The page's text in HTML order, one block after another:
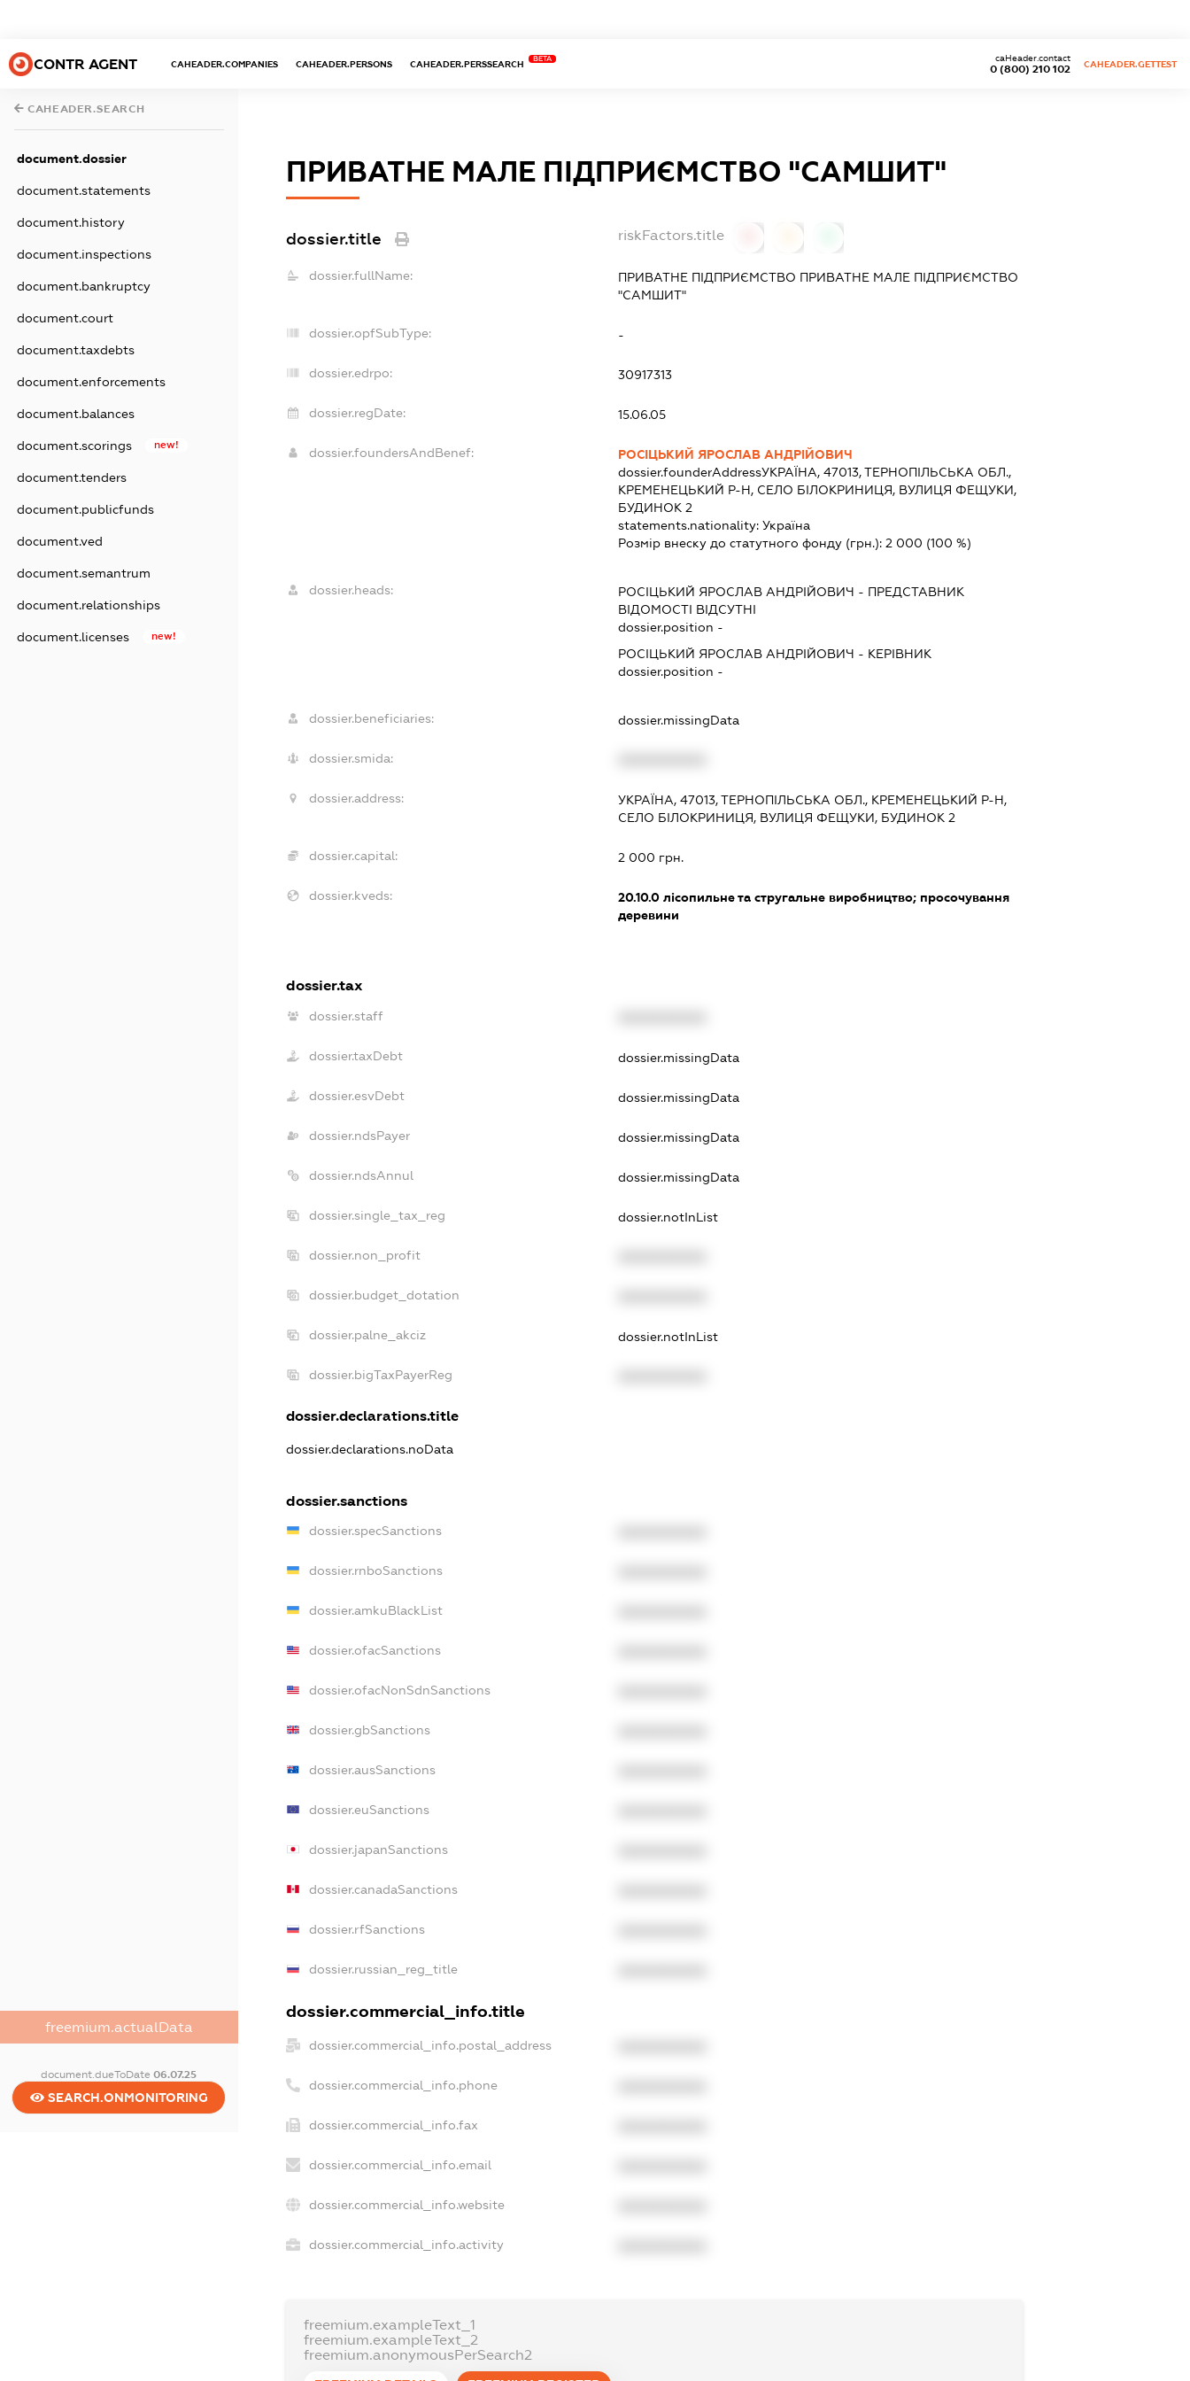
CONTR AGENT CAHEADER.COMPANIES CAHEADER.PERSONS CAHEADER.PERSSEARCH
BETA
0 (800) 210 102
caHeader.contact
CAHEADER.GETTEST
CAHEADER.SEARCH
document.dossier
document.statements
document.history
document.inspections
document.bankruptcy
document.court
document.taxdebts
document.enforcements
document.balances
document.scorings new!
document.tenders
document.publicfunds
document.ved
document.semantrum
document.relationships
document.licenses new!
freemium.actualData
document.dueToDate06.07.25
SEARCH.ONMONITORING
ПРИВАТНЕ МАЛЕ ПІДПРИЄМСТВО "САМШИТ"
dossier.title riskFactors.title
dossier.fullName:
ПРИВАТНЕ ПІДПРИЄМСТВО ПРИВАТНЕ МАЛЕ ПІДПРИЄМСТВО
"САМШИТ"
dossier.opfSubType: -
dossier.edrpo: 30917313
dossier.regDate: 15.06.05
dossier.foundersAndBenef:
РОСІЦЬКИЙ ЯРОСЛАВ АНДРІЙОВИЧ
dossier.founderAddressУКРАЇНА, 47013, ТЕРНОПІЛЬСЬКА ОБЛ.,
КРЕМЕНЕЦЬКИЙ Р-Н, СЕЛО БІЛОКРИНИЦЯ, ВУЛИЦЯ ФЕЩУКИ,
БУДИНОК 2
statements.nationality: Україна
Розмір внеску до статутного фонду (грн.): 2 000 (100 %)
dossier.heads: РОСІЦЬКИЙ ЯРОСЛАВ АНДРІЙОВИЧ - ПРЕДСТАВНИК
ВІДОМОСТІ ВІДСУТНІ
dossier.position -
РОСІЦЬКИЙ ЯРОСЛАВ АНДРІЙОВИЧ - КЕРІВНИК
dossier.position -
dossier.beneficiaries: dossier.missingData
dossier.smida:
dossier.address:
УКРАЇНА, 47013, ТЕРНОПІЛЬСЬКА ОБЛ., КРЕМЕНЕЦЬКИЙ Р-Н,
СЕЛО БІЛОКРИНИЦЯ, ВУЛИЦЯ ФЕЩУКИ, БУДИНОК 2
dossier.capital: 2 000 грн.
dossier.kveds: 20.10.0лісопильне та стругальне виробництво; просочування
деревини
dossier.tax
dossier.staff
dossier.taxDebt dossier.missingData
dossier.esvDebt dossier.missingData
dossier.ndsPayer dossier.missingData
dossier.ndsAnnul dossier.missingData
dossier.single_tax_reg dossier.notInList
dossier.non_profit
dossier.budget_dotation
dossier.palne_akciz dossier.notInList
dossier.bigTaxPayerReg
dossier.declarations.title
dossier.declarations.noData
dossier.sanctions
dossier.specSanctions
dossier.rnboSanctions
dossier.amkuBlackList
dossier.ofacSanctions
dossier.ofacNonSdnSanctions
dossier.gbSanctions
dossier.ausSanctions
dossier.euSanctions
dossier.japanSanctions
dossier.canadaSanctions
dossier.rfSanctions
dossier.russian_reg_title
dossier.commercial_info.title
dossier.commercial_info.postal_address
dossier.commercial_info.phone
dossier.commercial_info.fax
dossier.commercial_info.email
dossier.commercial_info.website
dossier.commercial_info.activity
freemium.exampleText_1
freemium.exampleText_2
freemium.anonymousPerSearch2